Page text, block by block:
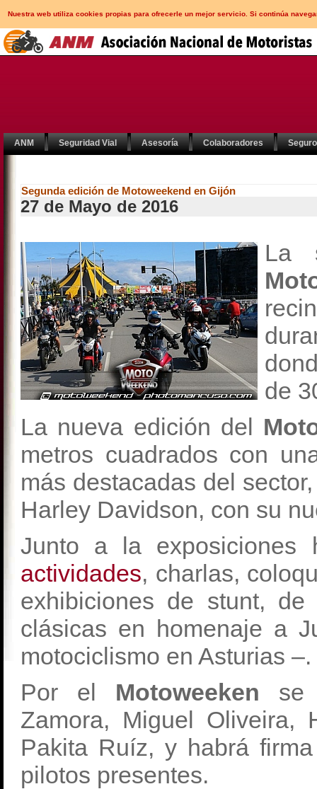
Nuestra web utiliza cookies propias para ofrecerle un mejor servicio. Si continúa
ANM Seguridad Vial Asesoría Colaboradores
Segunda edición de Motoweekend en Gijón
27 de Mayo de 2016
La
de
La nueva edición del
metros cuadrados con
más destacadas del
Harley Davidson, con su
Junto a la
actividades, charlas,
exhibiciones de stunt,
clásicas en homenaje a
motociclismo en Asturias –.
Por el Motoweeken se
Zamora, Miguel Oliveira,
Pakita Ruíz, y habrá
pilotos presentes.